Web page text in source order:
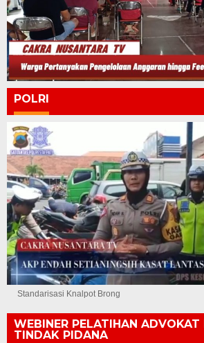
POLRI
Standarisasi Knalpot Brong
WEBINER PELATIHAN ADVOKAT
TINDAK PIDANA